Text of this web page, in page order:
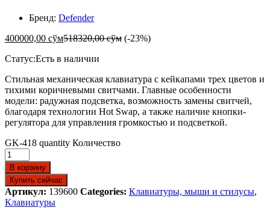
Бренд: Defender
400000,00 сўм518320,00сўм (-23%)
Статус:Есть в наличии
Стильная механическая клавиатура с кейкапами трех цветов и
тихими коричневыми свитчами. Главные особенности
модели: радужная подсветка, возможность замены свитчей,
благодаря технологии Hot Swap, а также наличие кнопки-
регулятора для управления громкостью и подсветкой.
GK-418 quantity Количество
В корзину
Купить сейчас
Артикул: 139600 Categories: Клавиатуры, мыши и стилусы,
Клавиатуры